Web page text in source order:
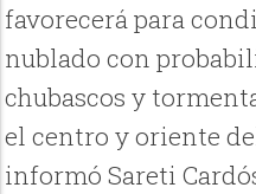
favorecerá para
nublado con
chubascos y
el centro y oriente
informó Sareti